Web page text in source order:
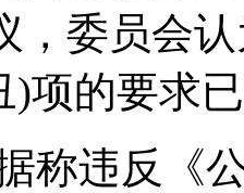
，委员会
)项的要求
称违反《